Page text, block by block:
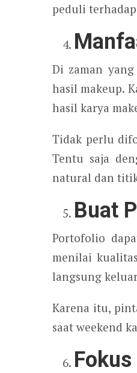
peduli
Di zaman
hasil makeup.
hasil karya
Tidak perlu
Tentu saja
natural dan
Buat
Portofolio
menilai
langsung
Karena itu,
saat weekend